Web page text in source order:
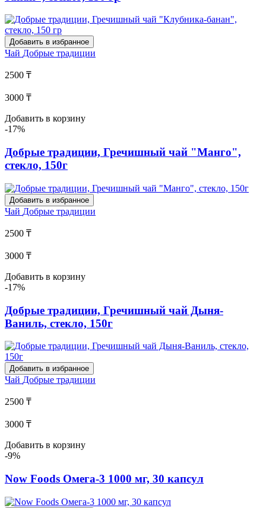
Добавить в избранное
Чай Добрые традиции
2500 ₸
3000 ₸
Добавить в корзину
-17%
Добрые традиции, Гречишный чай "Манго",
стекло, 150г
Добавить в избранное
Чай Добрые традиции
2500 ₸
3000 ₸
Добавить в корзину
-17%
Добрые традиции, Гречишный чай Дыня-
Ваниль, стекло, 150г
Добавить в избранное
Чай Добрые традиции
2500 ₸
3000 ₸
Добавить в корзину
-9%
Now Foods Омега-3 1000 мг, 30 капсул